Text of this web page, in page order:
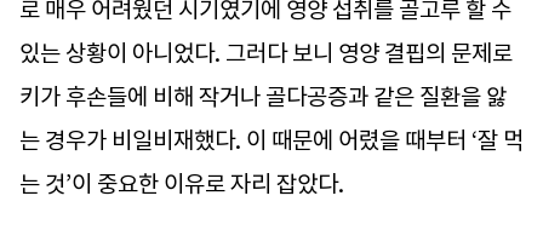
로 매우 어려웠던 시기였기에 영양 섭취를 골고루 할 수
있는 상황이 아니었다. 그러다 보니 영양 결핍의 문제로
키가 후손들에 비해 작거나 골다공증과 같은 질환을 앓
는 경우가 비일비재했다. 이 때문에 어렸을 때부터 ‘잘 먹
는 것’이 중요한 이유로 자리 잡았다.